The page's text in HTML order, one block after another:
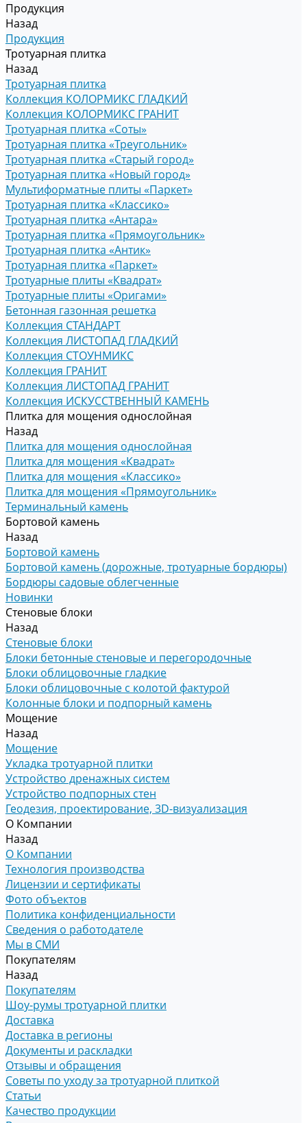
Продукция
Назад
Продукция
Тротуарная плитка
Назад
Тротуарная плитка
Коллекция КОЛОРМИКС ГЛАДКИЙ
Коллекция КОЛОРМИКС ГРАНИТ
Тротуарная плитка «Соты»
Тротуарная плитка «Треугольник»
Тротуарная плитка «Старый город»
Тротуарная плитка «Новый город»
Мультиформатные плиты «Паркет»
Тротуарная плитка «Классико»
Тротуарная плитка «Антара»
Тротуарная плитка «Прямоугольник»
Тротуарная плитка «Антик»
Тротуарная плитка «Паркет»
Тротуарные плиты «Квадрат»
Тротуарные плиты «Оригами»
Бетонная газонная решетка
Коллекция СТАНДАРТ
Коллекция ЛИСТОПАД ГЛАДКИЙ
Коллекция СТОУНМИКС
Коллекция ГРАНИТ
Коллекция ЛИСТОПАД ГРАНИТ
Коллекция ИСКУССТВЕННЫЙ КАМЕНЬ
Плитка для мощения однослойная
Назад
Плитка для мощения однослойная
Плитка для мощения «Квадрат»
Плитка для мощения «Классико»
Плитка для мощения «Прямоугольник»
Терминальный камень
Бортовой камень
Назад
Бортовой камень
Бортовой камень (дорожные, тротуарные бордюры)
Бордюры садовые облегченные
Новинки
Стеновые блоки
Назад
Стеновые блоки
Блоки бетонные стеновые и перегородочные
Блоки облицовочные гладкие
Блоки облицовочные с колотой фактурой
Колонные блоки и подпорный камень
Мощение
Назад
Мощение
Укладка тротуарной плитки
Устройство дренажных систем
Устройство подпорных стен
Геодезия, проектирование, 3D-визуализация
О Компании
Назад
О Компании
Технология производства
Лицензии и сертификаты
Фото объектов
Политика конфиденциальности
Сведения о работодателе
Мы в СМИ
Покупателям
Назад
Покупателям
Шоу-румы тротуарной плитки
Доставка
Доставка в регионы
Документы и раскладки
Отзывы и обращения
Советы по уходу за тротуарной плиткой
Статьи
Качество продукции